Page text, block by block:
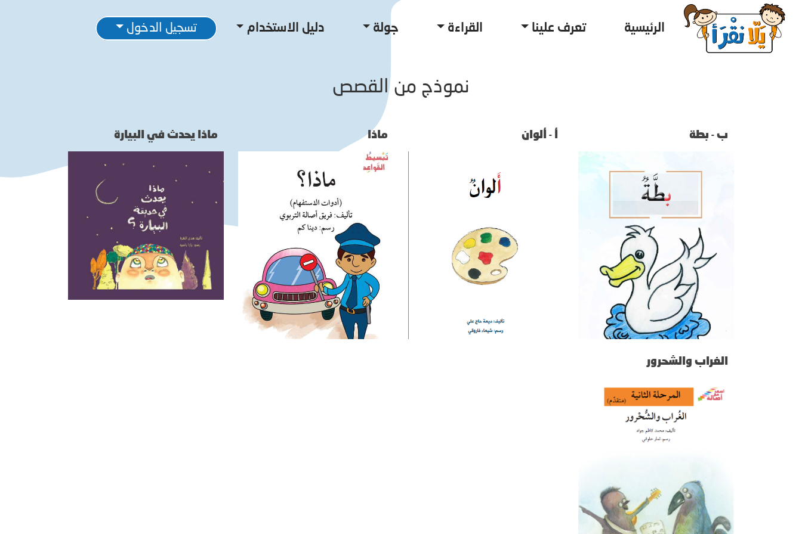
الرئيسية تعرف علينا القراءة جولة دليل الاستخدام تسجيل الدخول
نموذج من القصص
ب - بطة أ - ألوان ماذا ماذا يحدث في البيارة
الغراب والشحرور